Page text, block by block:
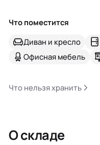
Что поместится
Диван и кресло
Офисная мебель
Что нельзя хранить
О складе